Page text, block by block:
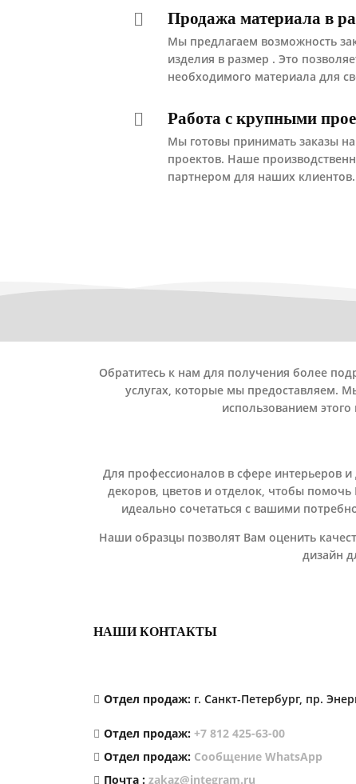
Продажа материала в
Мы предлагаем возможность
изделия в размер . Это
необходимого материала для
Работа с крупными
Мы готовы принимать заказы
проектов. Наше
партнером для наших клиентов.
Обратитесь к нам для получения более
услугах, которые мы предоставляем.
использованием
Для профессионалов в сфере интерьеров
декоров, цветов и отделок, чтобы
идеально сочетаться с вашими
Наши образцы позволят Вам оценить
дизайн
НАШИ КОНТАКТЫ
Отдел продаж:г. Санкт-Петербург, пр.
Отдел продаж: +7 812 425-63-00
Отдел продаж: Сообщение WhatsApp
Почта : zakaz@integram.ru